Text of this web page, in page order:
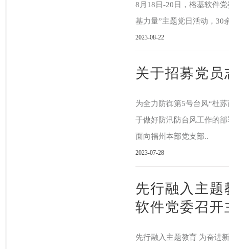
8月18日-20日，榕基软件
基力量”主题党日活动，30
2023-08-22
关于招募党
为全力防御第5号台风“杜
于做好防汛防台风工作的
面向福州本部党支部..
2023-07-28
先行融入主
软件党委召
先行融入主题教育 为奋进